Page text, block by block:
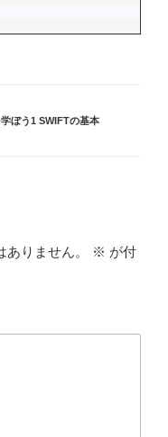
ぼう1 SWIFTの基本
りません。 ※ が付